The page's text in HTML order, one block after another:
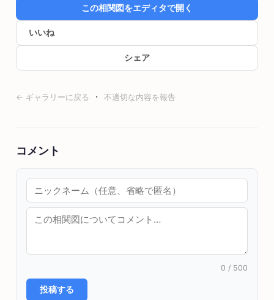
この相関図をエディタで開く
いいね
シェア
← ギャラリーに戻る · 不適切な内容を報告
コメント
0 / 500
投稿する